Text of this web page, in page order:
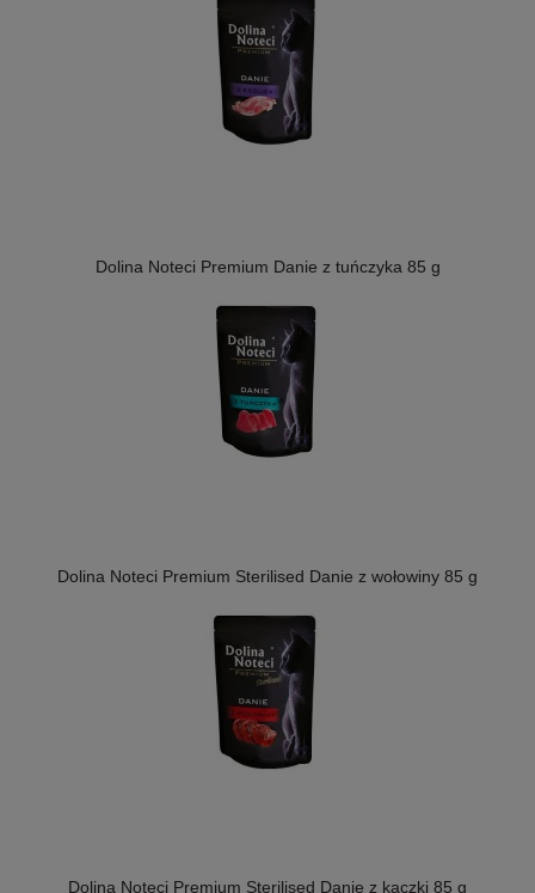
Dolina Noteci Premium Danie z tuńczyka 85 g
Dolina Noteci Premium Sterilised Danie z wołowiny 85 g
Dolina Noteci Premium Sterilised Danie z kaczki 85 g